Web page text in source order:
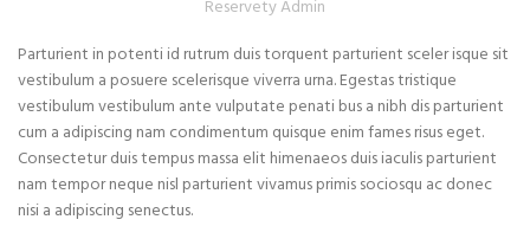
Reservety Admin
Parturient in potenti id rutrum duis torquent parturient sceler isque sit
vestibulum a posuere scelerisque viverra urna. Egestas tristique
vestibulum vestibulum ante vulputate penati bus a nibh dis parturient
cum a adipiscing nam condimentum quisque enim fames risus eget.
Consectetur duis tempus massa elit himenaeos duis iaculis parturient
nam tempor neque nisl parturient vivamus primis sociosqu ac donec
nisi a adipiscing senectus.